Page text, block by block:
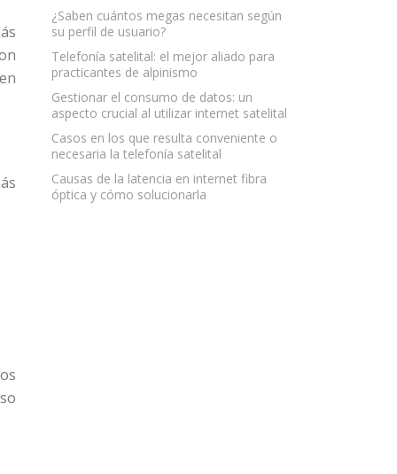
¿Saben cuántos megas necesitan según
su perfil de usuario?
Telefonía satelital: el mejor aliado para
practicantes de alpinismo
Gestionar el consumo de datos: un
aspecto crucial al utilizar internet satelital
Casos en los que resulta conveniente o
necesaria la telefonía satelital
Causas de la latencia en internet fibra
óptica y cómo solucionarla